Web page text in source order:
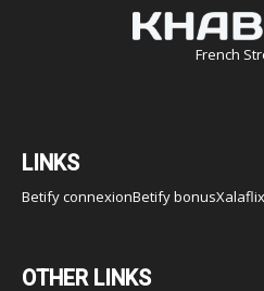
French
LINKS
Betify connexionBetify bonus
OTHER LINKS